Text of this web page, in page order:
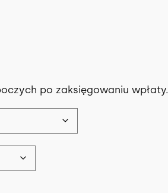
po zaksięgowaniu wpłaty.